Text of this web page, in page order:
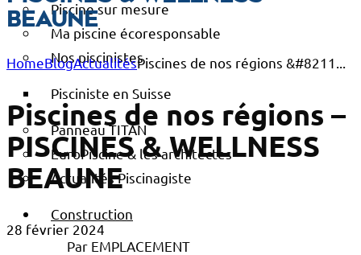
Piscine sur mesure
Ma piscine écoresponsable
Nos piscinistes
Pisciniste en Suisse
Panneau TITAN
EuroPiscine & les architectes
Actualités Piscinagiste
Construction
Par EMPLACEMENT
BEAUNE
HomeBlogActualitésPiscines de nos régions &#8211...
Piscines de nos régions –
PISCINES & WELLNESS
BEAUNE
28 février 2024